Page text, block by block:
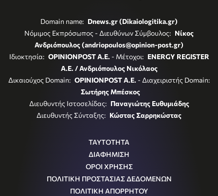
Domain name: Dnews.gr (Dikaiologitika.gr)
Νόμιμος Εκπρόσωπος - Διευθύνων Σύμβουλος: Νίκος
Ανδριόπουλος (andriopoulos@opinion-post.gr)
Ιδιοκτησία: OPINIONPOST A.E. - Μέτοχοι: ENERGY REGISTER
Α.Ε. / Ανδριόπουλος Νικόλαος
Δικαιούχος Domain: OPINIONPOST A.E. - Διαχειριστής Domain:
Σωτήρης Μπέσκος
Διευθυντής Ιστοσελίδας: Παναγιώτης Ευθυμιάδης
Διευθυντής Σύνταξης: Κώστας Σαρρηκώστας
ΤΑΥΤΟΤΗΤΑ
ΔΙΑΦΗΜΙΣΗ
ΟΡΟΙ ΧΡΗΣΗΣ
ΠΟΛΙΤΙΚΗ ΠΡΟΣΤΑΣΙΑΣ ΔΕΔΟΜΕΝΩΝ
ΠΟΛΙΤΙΚΗ ΑΠΟΡΡΗΤΟΥ